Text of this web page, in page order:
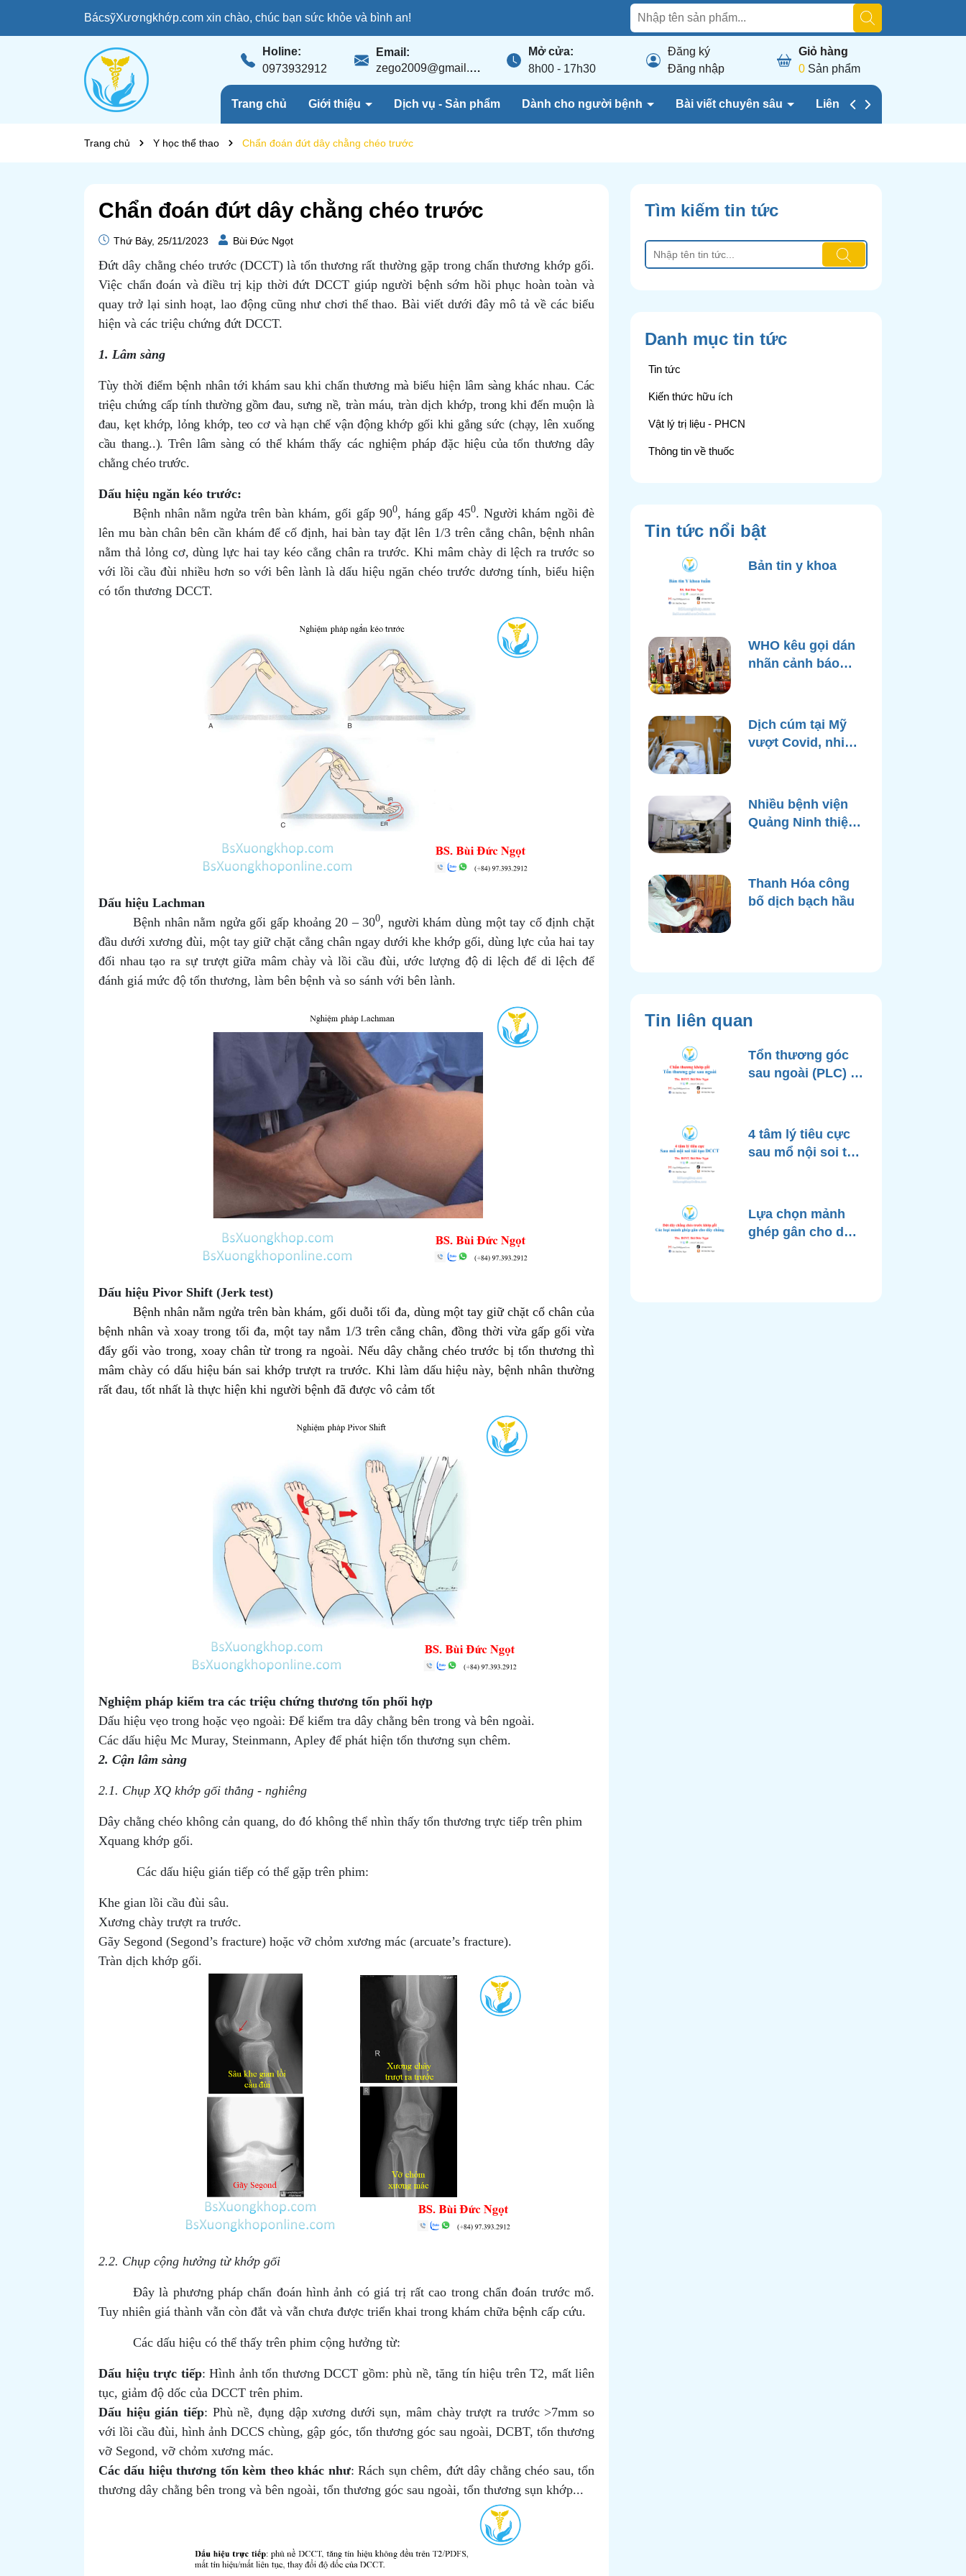
BácsỹXươngkhớp.com xin chào, chúc bạn sức khỏe và bình an!
Holine:
0973932912
Email:
zego2009@gmail.com
Mở cửa:
8h00 - 17h30
Đăng ký
Đăng nhập
Giỏ hàng
0 Sản phẩm
Trang chủ Giới thiệu Dịch vụ - Sản phẩm Dành cho người bệnh Bài viết chuyên sâu Liên hệ chúng tôi
Trang chủ Y học thể thao Chẩn đoán đứt dây chằng chéo trước
Chẩn đoán đứt dây chằng chéo trước
Thứ Bảy, 25/11/2023 Bùi Đức Ngọt
Đứt dây chằng chéo trước (DCCT) là tổn thương rất thường gặp trong chấn thương khớp gối.
Việc chẩn đoán và điều trị kịp thời đứt DCCT giúp người bệnh sớm hồi phục hoàn toàn và
quay trở lại sinh hoạt, lao động cũng như chơi thể thao. Bài viết dưới đây mô tả về các biểu
hiện và các triệu chứng đứt DCCT.
1. Lâm sàng
Tùy thời điểm bệnh nhân tới khám sau khi chấn thương mà biểu hiện lâm sàng khác nhau. Các
triệu chứng cấp tính thường gồm đau, sưng nề, tràn máu, tràn dịch khớp, trong khi đến muộn là
đau, kẹt khớp, lỏng khớp, teo cơ và hạn chế vận động khớp gối khi gắng sức (chạy, lên xuống
cầu thang..). Trên lâm sàng có thể khám thấy các nghiệm pháp đặc hiệu của tổn thương dây
chằng chéo trước.
Dấu hiệu ngăn kéo trước:
Bệnh nhân nằm ngửa trên bàn khám, gối gấp 900, háng gấp 450. Người khám ngồi đè
lên mu bàn chân bên cần khám để cố định, hai bàn tay đặt lên 1/3 trên cẳng chân, bệnh nhân
nằm thả lỏng cơ, dùng lực hai tay kéo cẳng chân ra trước. Khi mâm chày di lệch ra trước so
với lồi cầu đùi nhiều hơn so với bên lành là dấu hiệu ngăn chéo trước dương tính, biểu hiện
có tổn thương DCCT.
Dấu hiệu Lachman
Bệnh nhân nằm ngửa gối gấp khoảng 20 – 300, người khám dùng một tay cố định chặt
đầu dưới xương đùi, một tay giữ chặt cẳng chân ngay dưới khe khớp gối, dùng lực của hai tay
đối nhau tạo ra sự trượt giữa mâm chày và lồi cầu đùi, ước lượng độ di lệch để di lệch để
đánh giá mức độ tổn thương, làm bên bệnh và so sánh với bên lành.
Dấu hiệu Pivor Shift (Jerk test)
Bệnh nhân nằm ngửa trên bàn khám, gối duỗi tối đa, dùng một tay giữ chặt cổ chân của
bệnh nhân và xoay trong tối đa, một tay nắm 1/3 trên cẳng chân, đồng thời vừa gấp gối vừa
đẩy gối vào trong, xoay chân từ trong ra ngoài. Nếu dây chằng chéo trước bị tổn thương thì
mâm chày có dấu hiệu bán sai khớp trượt ra trước. Khi làm dấu hiệu này, bệnh nhân thường
rất đau, tốt nhất là thực hiện khi người bệnh đã được vô cảm tốt
Nghiệm pháp kiểm tra các triệu chứng thương tổn phối hợp
Dấu hiệu vẹo trong hoặc vẹo ngoài: Để kiểm tra dây chằng bên trong và bên ngoài.
Các dấu hiệu Mc Muray, Steinmann, Apley để phát hiện tổn thương sụn chêm.
2. Cận lâm sàng
2.1. Chụp XQ khớp gối thẳng - nghiêng
Dây chằng chéo không cản quang, do đó không thể nhìn thấy tổn thương trực tiếp trên phim
Xquang khớp gối.
Các dấu hiệu gián tiếp có thể gặp trên phim:
Khe gian lồi cầu đùi sâu.
Xương chày trượt ra trước.
Gãy Segond (Segond’s fracture) hoặc vỡ chỏm xương mác (arcuate’s fracture).
Tràn dịch khớp gối.
2.2. Chụp cộng hưởng từ khớp gối
Đây là phương pháp chẩn đoán hình ảnh có giá trị rất cao trong chẩn đoán trước mổ.
Tuy nhiên giá thành vẫn còn đắt và vẫn chưa được triển khai trong khám chữa bệnh cấp cứu.
Các dấu hiệu có thể thấy trên phim cộng hưởng từ:
Dấu hiệu trực tiếp: Hình ảnh tổn thương DCCT gồm: phù nề, tăng tín hiệu trên T2, mất liên
tục, giảm độ dốc của DCCT trên phim.
Dấu hiệu gián tiếp: Phù nề, đụng dập xương dưới sụn, mâm chày trượt ra trước >7mm so
với lồi cầu đùi, hình ảnh DCCS chùng, gập góc, tổn thương góc sau ngoài, DCBT, tổn thương
vỡ Segond, vỡ chỏm xương mác.
Các dấu hiệu thương tổn kèm theo khác như: Rách sụn chêm, đứt dây chằng chéo sau, tổn
thương dây chằng bên trong và bên ngoài, tổn thương góc sau ngoài, tổn thương sụn khớp...
Tìm kiếm tin tức
Danh mục tin tức
Tin tức
Kiến thức hữu ích
Vật lý trị liệu - PHCN
Thông tin về thuốc
Tin tức nổi bật
Bản tin y khoa
WHO kêu gọi dán
nhãn cảnh báo
Dịch cúm tại Mỹ
vượt Covid, nhiều
Nhiều bệnh viện
Quảng Ninh thiệt
Yagi
Thanh Hóa công
bố dịch bạch hầu
Tin liên quan
Tổn thương góc
sau ngoài (PLC) là
4 tâm lý tiêu cực
sau mổ nội soi tái
gối
Lựa chọn mảnh
ghép gân cho dây